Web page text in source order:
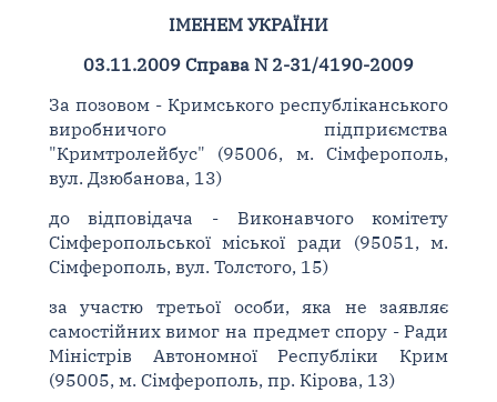
ІМЕНЕМ УКРАЇНИ
03.11.2009 Справа N 2-31/4190-2009
За позовом - Кримського республіканського
виробничого підприємства
"Кримтролейбус" (95006, м. Сімферополь,
вул. Дзюбанова, 13)
до відповідача - Виконавчого комітету
Сімферопольської міської ради (95051, м.
Сімферополь, вул. Толстого, 15)
за участю третьої особи, яка не заявляє
самостійних вимог на предмет спору - Ради
Міністрів Автономної Республіки Крим
(95005, м. Сімферополь, пр. Кірова, 13)